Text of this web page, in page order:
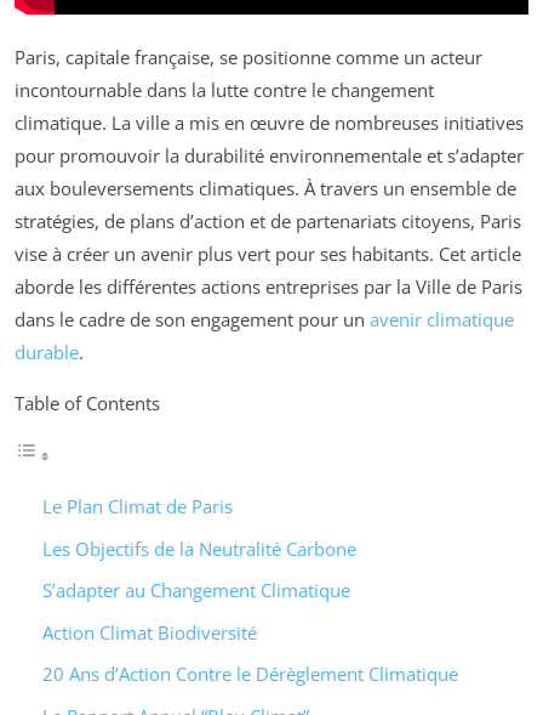
Paris, capitale française, se positionne comme un acteur
incontournable dans la lutte contre le changement
climatique. La ville a mis en œuvre de nombreuses initiatives
pour promouvoir la durabilité environnementale et s’adapter
aux bouleversements climatiques. À travers un ensemble de
stratégies, de plans d’action et de partenariats citoyens, Paris
vise à créer un avenir plus vert pour ses habitants. Cet article
aborde les différentes actions entreprises par la Ville de Paris
dans le cadre de son engagement pour un avenir climatique
durable.
Table of Contents
Le Plan Climat de Paris
Les Objectifs de la Neutralité Carbone
S’adapter au Changement Climatique
Action Climat Biodiversité
20 Ans d’Action Contre le Dérèglement Climatique